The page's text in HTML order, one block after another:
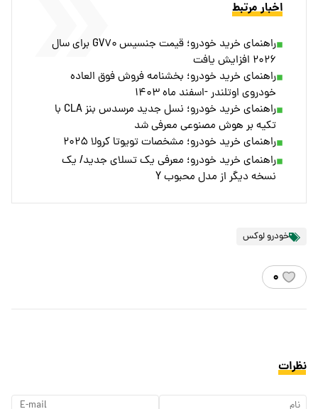
اخبار مرتبط
راهنمای خرید خودرو؛ قیمت جنسیس GV۷۰ برای سال
۲۰۲۶ افزایش یافت
راهنمای خرید خودرو؛ بخشنامه فروش فوق العاده
خودروی اوتلندر -اسفند ماه ۱۴۰۳
راهنمای خرید خودرو؛ نسل جدید مرسدس بنز CLA با
تکیه بر هوش مصنوعی معرفی شد
راهنمای خرید خودرو؛ مشخصات تویوتا کرولا ۲۰۲۵
راهنمای خرید خودرو؛ معرفی یک تسلای جدید/ یک
نسخه دیگر از مدل محبوب Y
خودرو لوکس
۰
نظرات